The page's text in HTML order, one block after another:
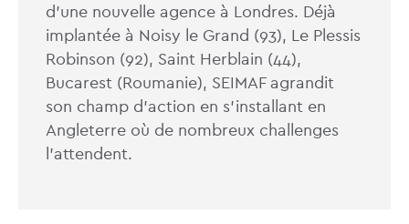
d’une nouvelle agence à Londres. Déjà
implantée à Noisy le Grand (93), Le Plessis
Robinson (92), Saint Herblain (44),
Bucarest (Roumanie), SEIMAF agrandit
son champ d’action en s’installant en
Angleterre où de nombreux challenges
l’attendent.